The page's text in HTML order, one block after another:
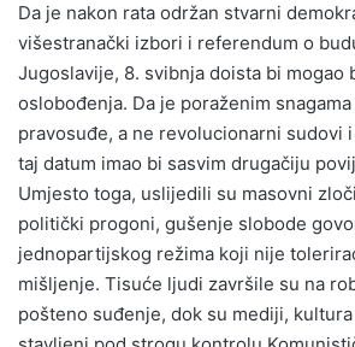
Da je nakon rata održan stvarni
višestranački izbori i referendum o
Jugoslavije, 8. svibnja doista bi mogao
oslobođenja. Da je poraženim
pravosuđe, a ne revolucionarni sudovi
taj datum imao bi sasvim drugačiju
Umjesto toga, uslijedili su masovni
politički progoni, gušenje slobode
jednopartijskog režima koji nije
mišljenje. Tisuće ljudi završile su na
pošteno suđenje, dok su mediji,